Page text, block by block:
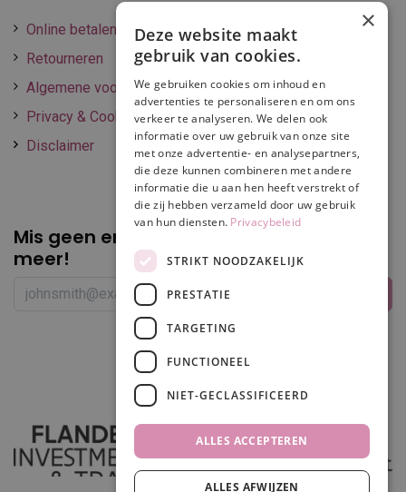
Online betalen
Retourneren
Algemene voorwaarden
Privacy & Cookie policy
Disclaimer
Mis geen enkele
promotie of korting
meer!
×
Deze website maakt
gebruik van cookies.
We gebruiken cookies om inhoud en
advertenties te personaliseren en om ons
verkeer te analyseren. We delen ook
informatie over uw gebruik van onze site
met onze advertentie- en analysepartners,
die deze kunnen combineren met andere
informatie die u aan hen heeft verstrekt of
die zij hebben verzameld door uw gebruik
van hun diensten. Privacybeleid
STRIKT NOODZAKELIJK
PRESTATIE
TARGETING
FUNCTIONEEL
NIET-GECLASSIFICEERD
ALLES ACCEPTEREN
ALLES AFWIJZEN